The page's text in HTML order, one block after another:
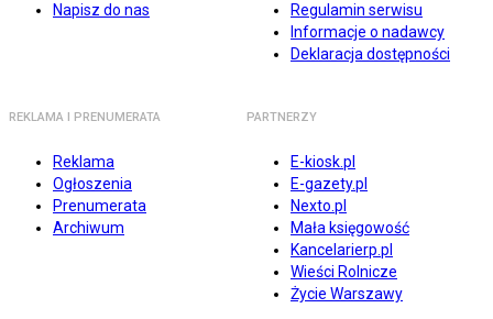
Napisz do nas
Regulamin serwisu
Informacje o nadawcy
Deklaracja dostępności
REKLAMA I PRENUMERATA
Reklama
Ogłoszenia
Prenumerata
Archiwum
PARTNERZY
E-kiosk.pl
E-gazety.pl
Nexto.pl
Mała księgowość
Kancelarierp.pl
Wieści Rolnicze
Życie Warszawy